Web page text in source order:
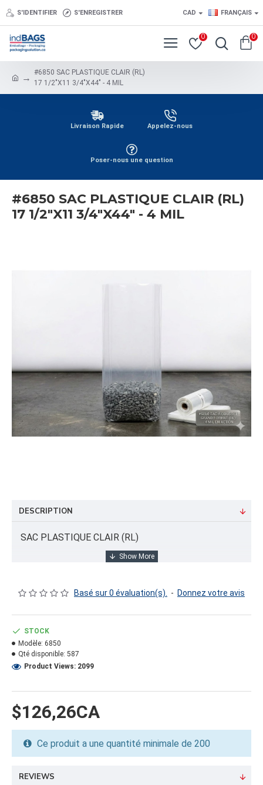
S'IDENTIFIER S'ENREGISTRER CAD FRANÇAIS
0 0
#6850 SAC PLASTIQUE CLAIR (RL)
17 1/2"X11 3/4"X44" - 4 MIL
Livraison Rapide Appelez-nous
Poser-nous une question
#6850 SAC PLASTIQUE CLAIR (RL)
17 1/2"X11 3/4"X44" - 4 MIL
DESCRIPTION
SAC PLASTIQUE CLAIR (RL)
INFORMATION PRODUIT
FORMAT DU PRODUIT
Quantité par emballage: 200.00
Poids: 70.27
Volume cubique: 2.04 pieds cubes
Quantité par palette: 18000.00
Basé sur 0 évaluation(s). - Donnez votre avis
$126,26CA
STOCK
Modèle: 6850
Qté disponible: 587
Product Views: 2099
Ce produit a une quantité minimale de 200
REVIEWS